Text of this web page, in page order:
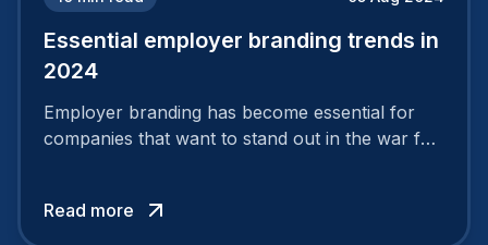
Essential employer branding trends in
2024
Employer branding has become essential for
companies that want to stand out in the war for
attract the best profiles.
Read more